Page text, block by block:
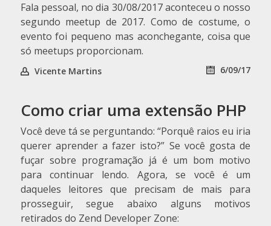
Fala pessoal, no dia 30/08/2017 aconteceu o nosso
segundo meetup de 2017. Como de costume, o
evento foi pequeno mas aconchegante, coisa que
só meetups proporcionam.
Vicente Martins 6/09/17
Como criar uma extensão PHP
Você deve tá se perguntando: “Porquê raios eu iria
querer aprender a fazer isto?” Se você gosta de
fuçar sobre programação já é um bom motivo
para continuar lendo. Agora, se você é um
daqueles leitores que precisam de mais para
prosseguir, segue abaixo alguns motivos
retirados do Zend Developer Zone: